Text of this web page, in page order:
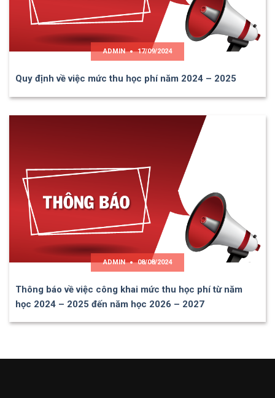
ADMIN 17/09/2024
Quy định về việc mức thu học phí năm 2024 – 2025
ADMIN 08/08/2024
Thông báo về việc công khai mức thu học phí từ năm
học 2024 – 2025 đến năm học 2026 – 2027